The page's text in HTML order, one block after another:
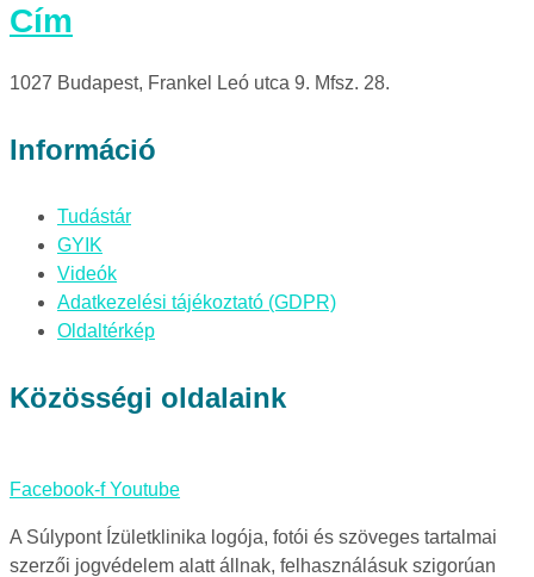
Cím
1027 Budapest, Frankel Leó utca 9. Mfsz. 28.
Információ
Tudástár
GYIK
Videók
Adatkezelési tájékoztató (GDPR)
Oldaltérkép
Közösségi oldalaink
Facebook-f Youtube
A Súlypont Ízületklinika logója, fotói és szöveges tartalmai
szerzői jogvédelem alatt állnak, felhasználásuk szigorúan